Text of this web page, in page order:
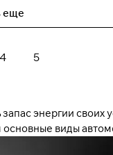
еще
4 5
энергии
виды